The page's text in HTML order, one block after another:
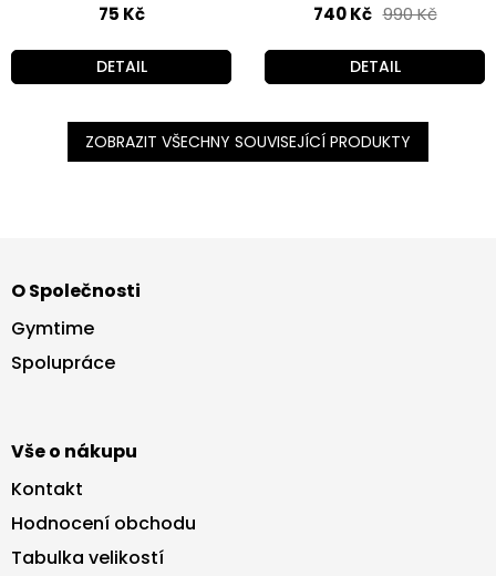
75 Kč
DETAIL
740 Kč 990 Kč
DETAIL
ZOBRAZIT VŠECHNY SOUVISEJÍCÍ PRODUKTY
p
a
O Společnosti
Gymtime
Spolupráce
Vše o nákupu
Kontakt
Hodnocení obchodu
Tabulka velikostí